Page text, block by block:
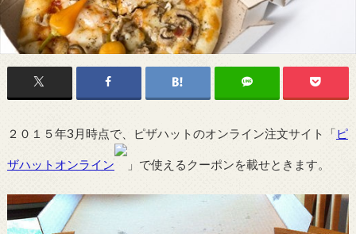
２０１５年3月時点で、ピザハットのオンライン注文サイト「ピ
ザハットオンライン 」で使えるクーポンを載せときます。